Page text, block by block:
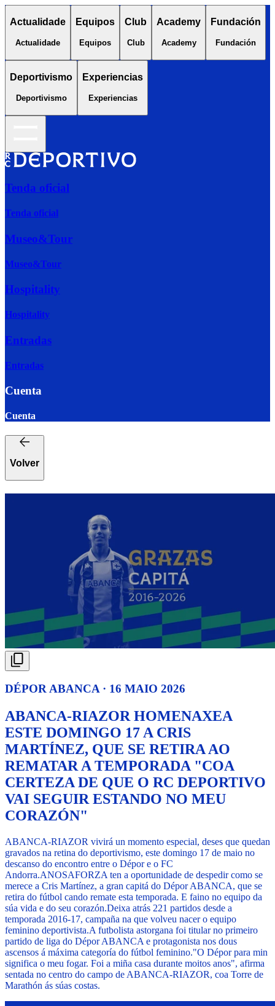
Actualidade
Actualidade
Equipos
Equipos
Club
Club
Academy
Academy
Fundación
Fundación
Deportivismo
Deportivismo
Experiencias
Experiencias
Tenda oficial
Tenda oficial
Museo&Tour
Museo&Tour
Hospitality
Hospitality
Entradas
Entradas
Cuenta
Cuenta
Volver
DÉPOR ABANCA · 16 MAIO 2026
ABANCA-RIAZOR HOMENAXEA
ESTE DOMINGO 17 A CRIS
MARTÍNEZ, QUE SE RETIRA AO
REMATAR A TEMPORADA "COA
CERTEZA DE QUE O RC DEPORTIVO
VAI SEGUIR ESTANDO NO MEU
CORAZÓN"
ABANCA-RIAZOR vivirá un momento especial, deses que quedan
gravados na retina do deportivismo, este domingo 17 de maio no
descanso do encontro entre o Dépor e o FC
Andorra.ANOSAFORZA ten a oportunidade de despedir como se
merece a Cris Martínez, a gran capitá do Dépor ABANCA, que se
retira do fútbol cando remate esta temporada. E faino no equipo da
súa vida e do seu corazón.Deixa atrás 221 partidos desde a
temporada 2016-17, campaña na que volveu nacer o equipo
feminino deportivista.A futbolista astorgana foi titular no primeiro
partido de liga do Dépor ABANCA e protagonista nos dous
ascensos á máxima categoría do fútbol feminino."O Dépor para min
significa o meu fogar. Foi a miña casa durante moitos anos", afirma
sentada no centro do campo de ABANCA-RIAZOR, coa Torre de
Marathón ás súas costas.